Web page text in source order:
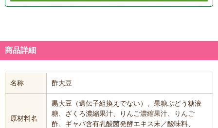
商品詳細
名称 酢大豆
原材料名
黒大豆（遺伝子組換えでない）、果糖ぶどう糖液
糖、ざくろ濃縮果汁、りんご濃縮果汁、りんご
酢、ギャバ含有乳酸菌発酵エキス末／酸味料、